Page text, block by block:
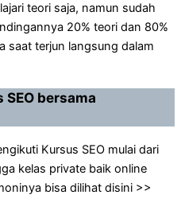
teori saja, namun sudah
20% teori dan 80%
saat terjun langsung dalam
bersama
Kursus SEO mulai dari
kelas private baik online
bisa dilihat disini >>